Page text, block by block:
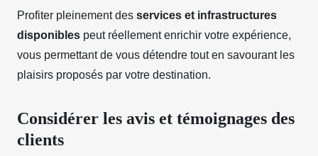
Profiter pleinement des services et infrastructures
disponibles peut réellement enrichir votre expérience,
vous permettant de vous détendre tout en savourant les
plaisirs proposés par votre destination.
Considérer les avis et témoignages des
clients